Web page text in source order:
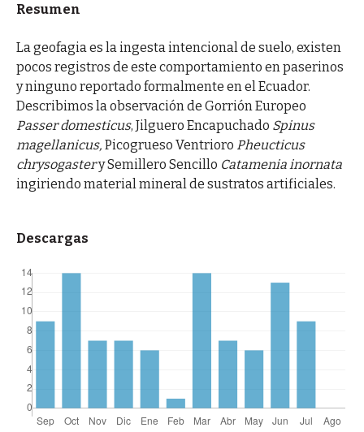
Resumen
La geofagia es la ingesta intencional de suelo, existen
pocos registros de este comportamiento en paserinos
y ninguno reportado formalmente en el Ecuador.
Describimos la observación de Gorrión Europeo
Passer domesticus, Jilguero Encapuchado Spinus
magellanicus, Picogrueso Ventrioro Pheucticus
chrysogastery Semillero Sencillo Catamenia inornata
ingiriendo material mineral de sustratos artificiales.
Descargas